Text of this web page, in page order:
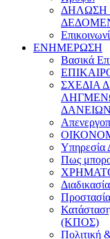
ΔΗΛΩΣΗ
ΕΝΗΜΕΡΩΣΗ
Βασικά
ΣΧΕΔΙΑ
Υπηρεσία
Πως
(ΚΠΟΣ)
Πολιτική